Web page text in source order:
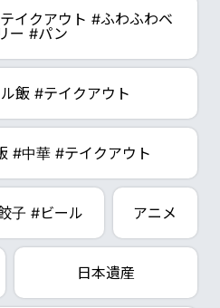
イクアウト #ふわふわベ
ー #パン
飯 #テイクアウト
#中華 #テイクアウト
子 #ビール アニメ
日本遺産